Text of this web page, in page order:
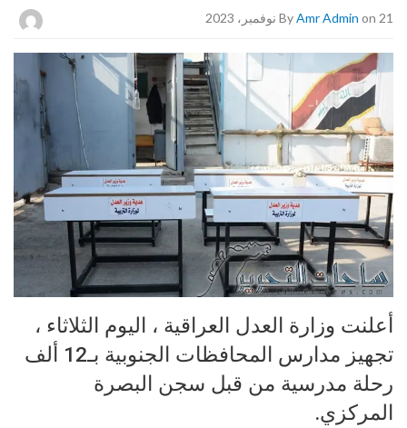
ByAmr Admin on 21 نوفمبر، 2023
أعلنت وزارة العدل العراقية ، اليوم الثلاثاء ،
تجهيز مدارس المحافظات الجنوبية بـ12 ألف
رحلة مدرسية من قبل سجن البصرة
المركزي.